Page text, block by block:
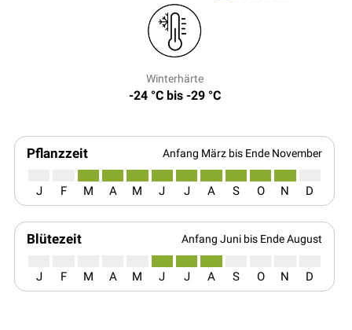
Winterhärte
-24 °C bis -29 °C
Pflanzzeit Anfang März bis Ende November
J F M A M J J A S O N D
Blütezeit Anfang Juni bis Ende August
J F M A M J J A S O N D